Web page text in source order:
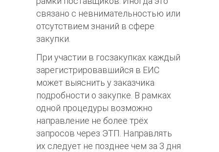
связано с невнимательностью или
отсутствием знаний в сфере
закупки.
При участии в госзакупках каждый
зарегистрировавшийся в ЕИС
может выяснить у заказчика
подробности о закупке. В рамках
одной процедуры возможно
направление не более трёх
запросов через ЭТП. Направлять
их следует не позднее чем за 3 дня